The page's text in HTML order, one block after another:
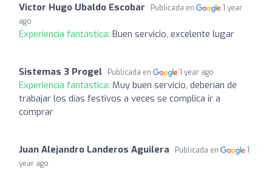
Victor Hugo Ubaldo Escobar Publicada en
1 year
ago
Experiencia fantástica: Buen servicio, excelente lugar
Sistemas 3 Progel Publicada en 1 year ago
Experiencia fantástica: Muy buen servicio, deberían de
trabajar los días festivos a veces se complica ir a
comprar
Juan Alejandro Landeros Aguilera Publicada en
1
year ago